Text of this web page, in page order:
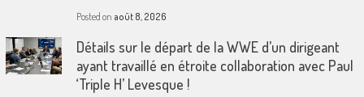
Posted on août 8, 2026
Détails sur le départ de la WWE d’un dirigeant
ayant travaillé en étroite collaboration avec Paul
‘Triple H’ Levesque !